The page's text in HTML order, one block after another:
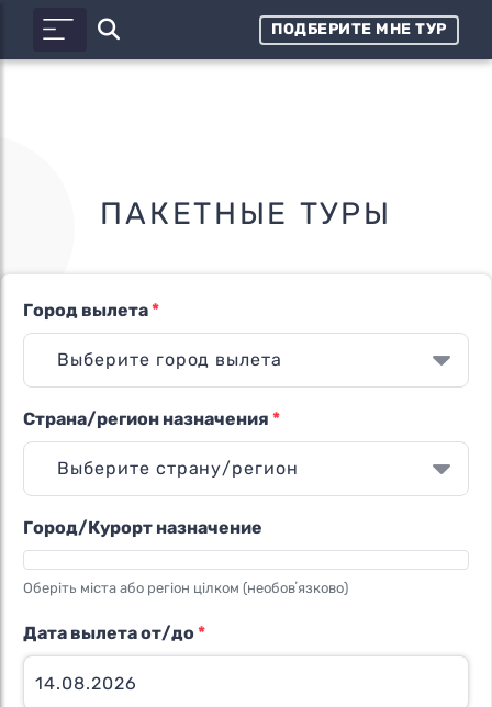
ПОДБЕРИТЕ МНЕ ТУР
ПАКЕТНЫЕ ТУРЫ
Город вылета*
Страна/регион назначения *
Город/Курорт назначение
Оберіть міста або регіон цілком (необовʼязково)
Дата вылета от/до*